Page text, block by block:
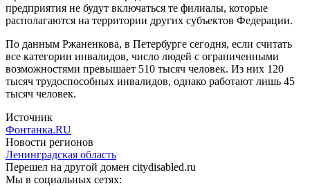
предприятия не будут включаться те филиалы, которые
располагаются на территории других субъектов Федерации.
По данным Ржаненкова, в Петербурге сегодня, если считать
все категории инвалидов, число людей с ограниченными
возможностями превышает 510 тысяч человек. Из них 120
тысяч трудоспособных инвалидов, однако работают лишь 45
тысяч человек.
Источник
Фонтанка.RU
Новости регионов
Ленинградская область
Перешел на другой домен citydisabled.ru
Мы в социальных сетях: